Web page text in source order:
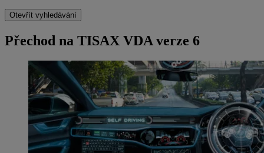
Otevřít vyhledávání
Přechod na TISAX VDA verze 6